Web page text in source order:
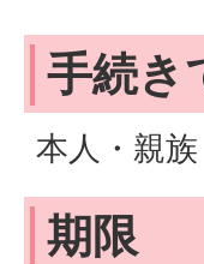
手続き
本人・親
期限